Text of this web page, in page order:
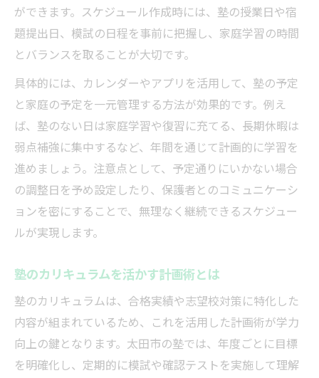
ができます。スケジュール作成時には、塾の授業日や宿
題提出日、模試の日程を事前に把握し、家庭学習の時間
とバランスを取ることが大切です。
具体的には、カレンダーやアプリを活用して、塾の予定
と家庭の予定を一元管理する方法が効果的です。例え
ば、塾のない日は家庭学習や復習に充てる、長期休暇は
弱点補強に集中するなど、年間を通じて計画的に学習を
進めましょう。注意点として、予定通りにいかない場合
の調整日を予め設定したり、保護者とのコミュニケーシ
ョンを密にすることで、無理なく継続できるスケジュー
ルが実現します。
塾のカリキュラムを活かす計画術とは
塾のカリキュラムは、合格実績や志望校対策に特化した
内容が組まれているため、これを活用した計画術が学力
向上の鍵となります。太田市の塾では、年度ごとに目標
を明確化し、定期的に模試や確認テストを実施して理解